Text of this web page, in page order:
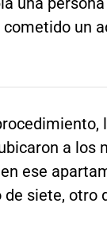
un
a los
ese
de siete, otro